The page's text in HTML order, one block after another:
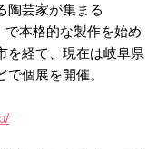
陶芸家が集まる
で本格的な製作を始め
を経て、現在は岐阜県
個展を開催。